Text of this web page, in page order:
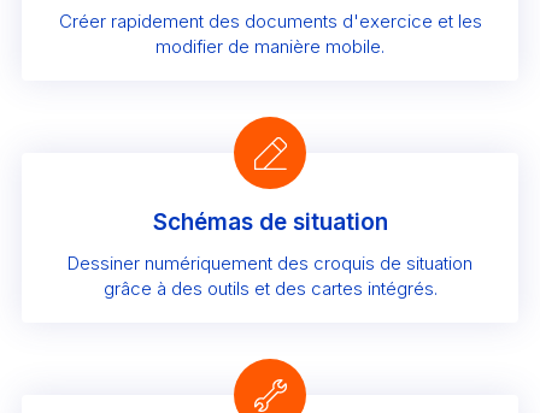
Créer rapidement des documents d'exercice et les
modifier de manière mobile.
Schémas de situation
Dessiner numériquement des croquis de situation
grâce à des outils et des cartes intégrés.